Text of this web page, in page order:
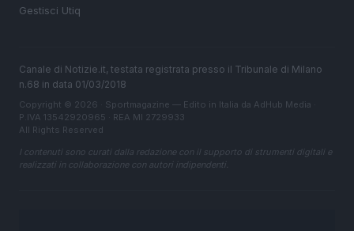
Gestisci Utiq
Canale di Notizie.it, testata registrata presso il Tribunale di Milano
n.68 in data 01/03/2018
Copyright © 2026 · Sportmagazine — Edito in Italia da AdHub Media
P.IVA 13542920965 · REA MI 2729933
All Rights Reserved
I contenuti sono curati dalla redazione con il supporto di strumenti digitali e
realizzati in collaborazione con autori indipendenti.